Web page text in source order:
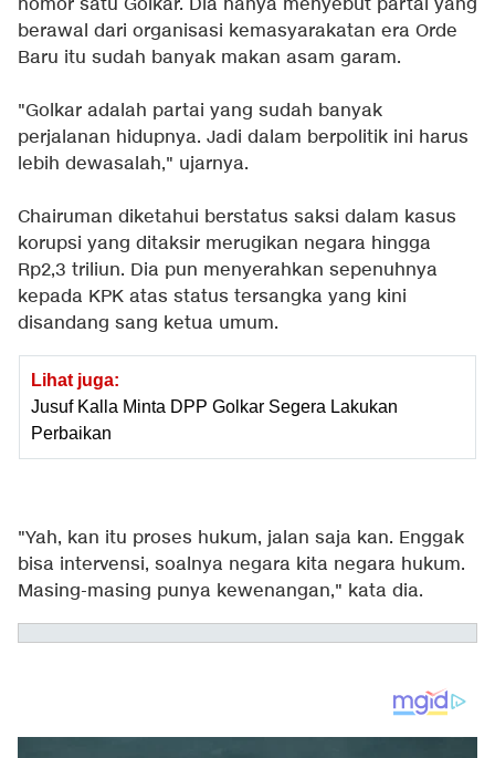
nomor satu Golkar. Dia hanya menyebut partai yang
berawal dari organisasi kemasyarakatan era Orde
Baru itu sudah banyak makan asam garam.
"Golkar adalah partai yang sudah banyak
perjalanan hidupnya. Jadi dalam berpolitik ini harus
lebih dewasalah," ujarnya.
Chairuman diketahui berstatus saksi dalam kasus
korupsi yang ditaksir merugikan negara hingga
Rp2,3 triliun. Dia pun menyerahkan sepenuhnya
kepada KPK atas status tersangka yang kini
disandang sang ketua umum.
Lihat juga:
Jusuf Kalla Minta DPP Golkar Segera Lakukan
Perbaikan
"Yah, kan itu proses hukum, jalan saja kan. Enggak
bisa intervensi, soalnya negara kita negara hukum.
Masing-masing punya kewenangan," kata dia.